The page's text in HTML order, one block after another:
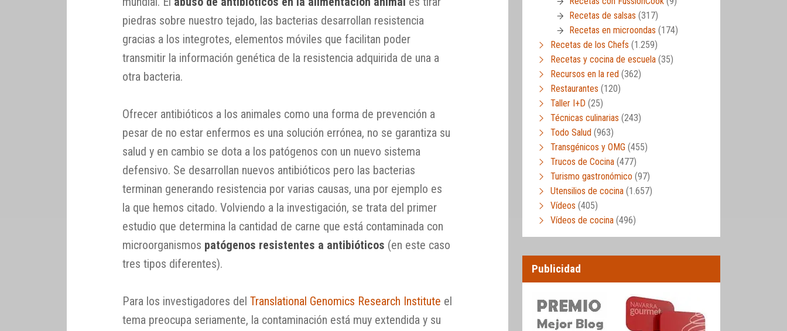
piedras sobre nuestro tejado, las bacterias desarrollan resistencia
gracias a los integrotes, elementos móviles que facilitan poder
transmitir la información genética de la resistencia adquirida de una a
otra bacteria.
Ofrecer antibióticos a los animales como una forma de prevención a
pesar de no estar enfermos es una solución errónea, no se garantiza su
salud y en cambio se dota a los patógenos con un nuevo sistema
defensivo. Se desarrollan nuevos antibióticos pero las bacterias
terminan generando resistencia por varias causas, una por ejemplo es
la que hemos citado. Volviendo a la investigación, se trata del primer
estudio que determina la cantidad de carne que está contaminada con
microorganismos patógenos resistentes a antibióticos (en este caso
tres tipos diferentes).
Para los investigadores delTranslational Genomics Research Institute el
tema preocupa seriamente, la contaminación está muy extendida y su
Recetas de salsas (317)
Recetas en microondas (174)
Recetas de los Chefs (1.259)
Recetas y cocina de escuela (35)
Recursos en la red (362)
Restaurantes (120)
Taller I+D (25)
Técnicas culinarias (243)
Todo Salud (963)
Transgénicos y OMG (455)
Trucos de Cocina (477)
Turismo gastronómico (97)
Utensilios de cocina (1.657)
Vídeos (405)
Vídeos de cocina (496)
Publicidad